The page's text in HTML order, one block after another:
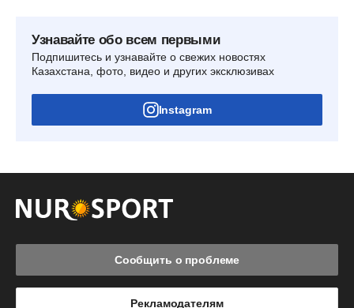
Узнавайте обо всем первыми
Подпишитесь и узнавайте о свежих новостях
Казахстана, фото, видео и других эксклюзивах
Instagram
Сообщить о проблеме
Рекламодателям